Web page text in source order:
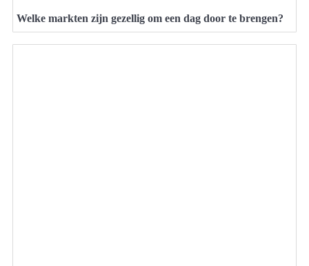
Welke markten zijn gezellig om een dag door te brengen?